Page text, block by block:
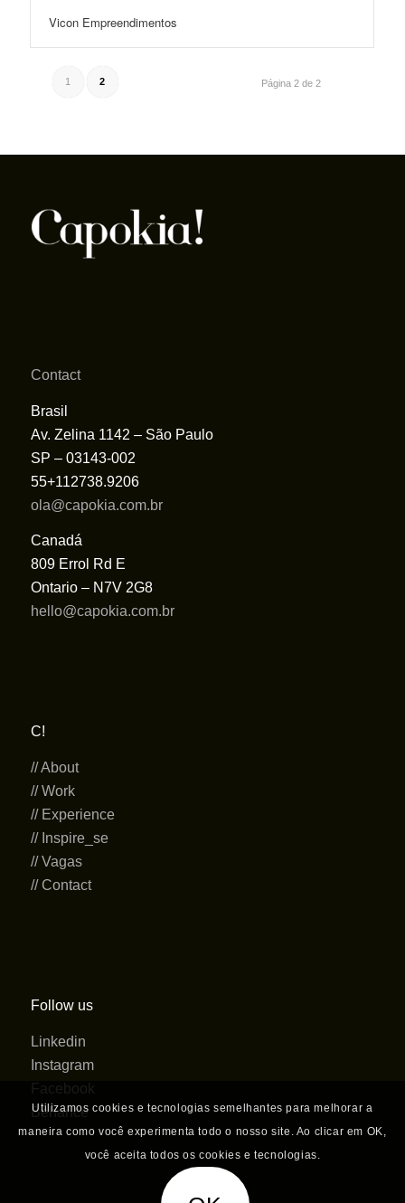
Vicon Empreendimentos
Página 2 de 2
1 2
Contact
Brasil
Av. Zelina 1142 – São Paulo
SP – 03143-002
55+112738.9206
ola@capokia.com.br
Canadá
809 Errol Rd E
Ontario – N7V 2G8
hello@capokia.com.br
C!
// About
// Work
// Experience
// Inspire_se
// Vagas
// Contact
Follow us
Linkedin
Instagram
Facebook
Behance
Utilizamos cookies e tecnologias semelhantes para melhorar a
maneira como você experimenta todo o nosso site. Ao clicar em OK,
você aceita todos os cookies e tecnologias.